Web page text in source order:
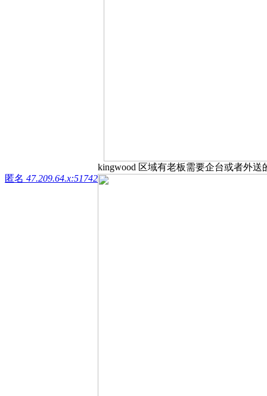
匿名 47.209.64.x:51742
kingwood 区域有老板需要企台或者外送